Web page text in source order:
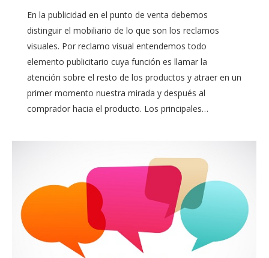
En la publicidad en el punto de venta debemos
distinguir el mobiliario de lo que son los reclamos
visuales. Por reclamo visual entendemos todo
elemento publicitario cuya función es llamar la
atención sobre el resto de los productos y atraer en un
primer momento nuestra mirada y después al
comprador hacia el producto. Los principales…